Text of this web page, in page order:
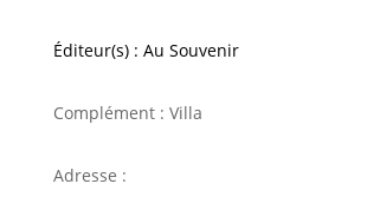
Éditeur(s) : Au Souvenir
Complément : Villa
Adresse :